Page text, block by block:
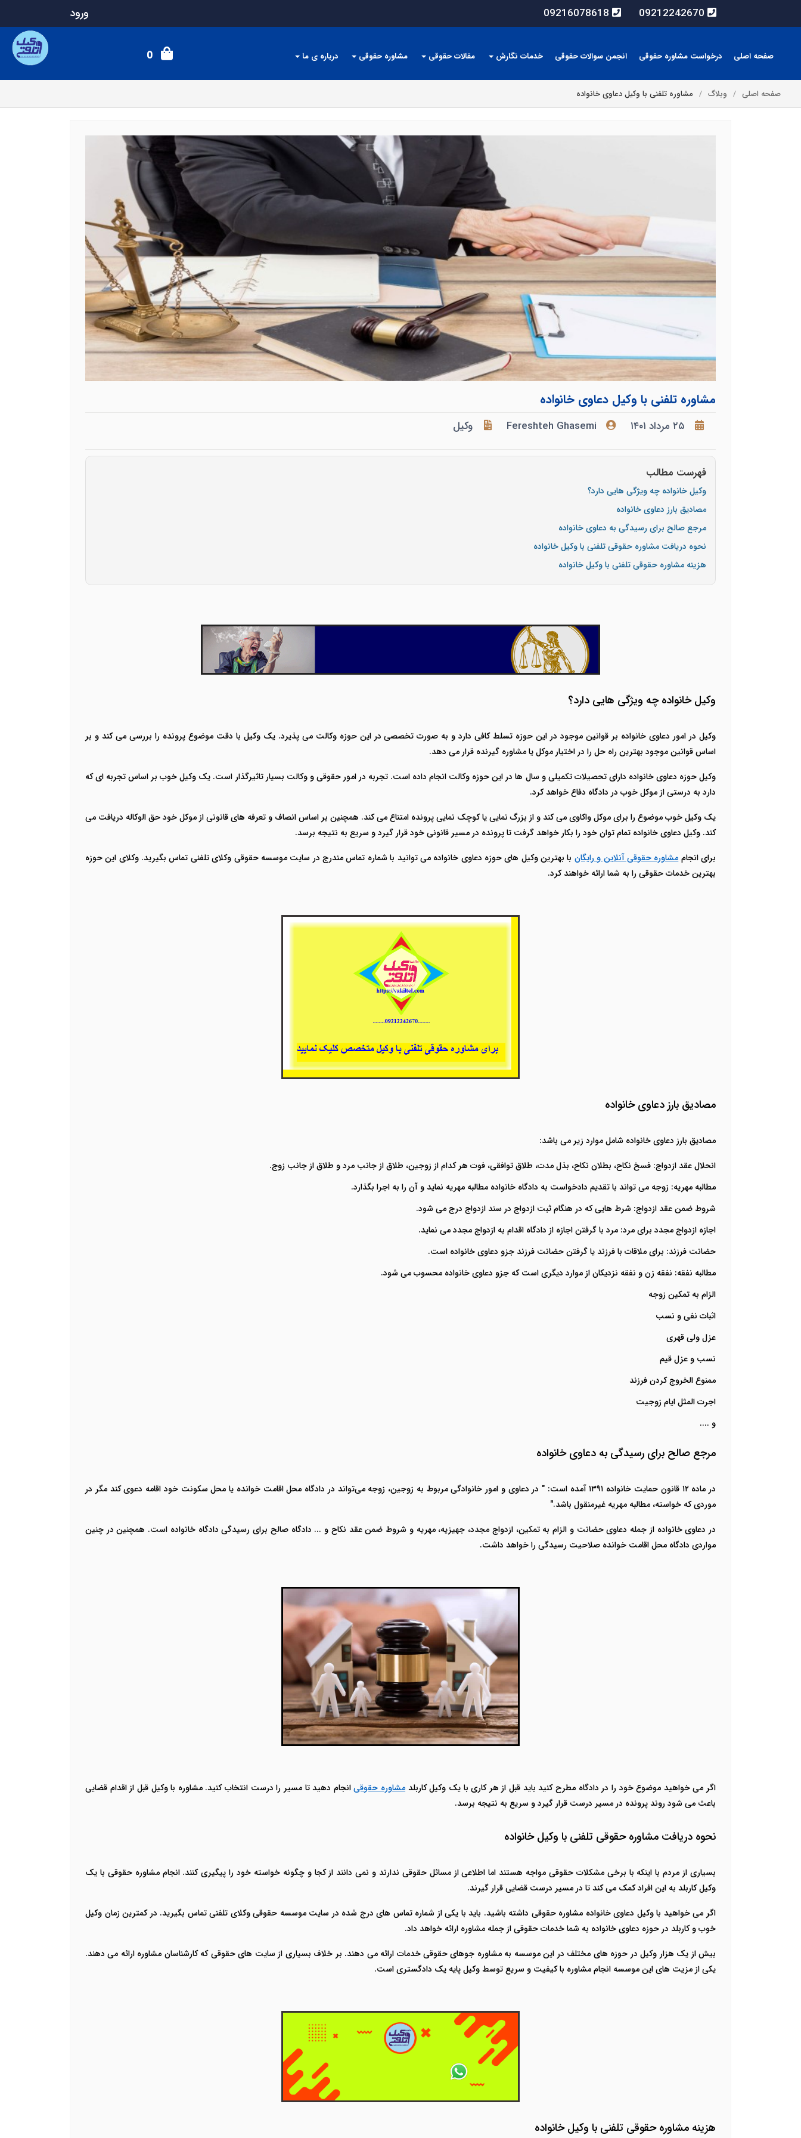
09212242670
09216078618 ورود
صفحه اصلی درخواست مشاوره حقوقی انجمن سوالات حقوقی خدمات نگارش مقالات حقوقی مشاوره حقوقی درباره ی ما 0
صفحه اصلی وبلاگ مشاوره تلفنی با وکیل دعاوی خانواده
مشاوره تلفنی با وکیل دعاوی خانواده
۲۵ مرداد ۱۴۰۱ Fereshteh Ghasemi وکیل
فهرست مطالب
وکیل خانواده چه ویژگی هایی دارد؟
مصادیق بارز دعاوی خانواده
مرجع صالح برای رسیدگی به دعاوی خانواده
نحوه دریافت مشاوره حقوقی تلفنی با وکیل خانواده
هزینه مشاوره حقوقی تلفنی با وکیل خانواده
وکیل خانواده چه ویژگی هایی دارد؟
وکیل در امور دعاوی خانواده بر قوانین موجود در این حوزه تسلط کافی دارد و به صورت تخصصی در این حوزه وکالت می پذیرد. یک وکیل با دقت موضوع پرونده را بررسی می کند و بر
اساس قوانین موجود بهترین راه حل را در اختیار موکل یا مشاوره گیرنده قرار می دهد.
وکیل حوزه دعاوی خانواده دارای تحصیلات تکمیلی و سال ها در این حوزه وکالت انجام داده است. تجربه در امور حقوقی و وکالت بسیار تاثیرگذار است. یک وکیل خوب بر اساس تجربه ای که
دارد به درستی از موکل خوب در دادگاه دفاع خواهد کرد.
یک وکیل خوب موضوع را برای موکل واکاوی می کند و از بزرگ نمایی یا کوچک نمایی پرونده امتناع می کند. همچنین بر اساس انصاف و تعرفه های قانونی از موکل خود حق الوکاله دریافت می
کند. وکیل دعاوی خانواده تمام توان خود را بکار خواهد گرفت تا پرونده در مسیر قانونی خود قرار گیرد و سریع به نتیجه برسد.
برای انجاممشاوره حقوقی آنلاین و رایگان با بهترین وکیل های حوزه دعاوی خانواده می توانید با شماره تماس مندرج در سایت موسسه حقوقی وکلای تلفنی تماس بگیرید. وکلای این حوزه
بهترین خدمات حقوقی را به شما ارائه خواهند کرد.
مصادیق بارز دعاوی خانواده
مصادیق بارز دعاوی خانواده شامل موارد زیر می باشد:
انحلال عقد ازدواج: فسخ نکاح، بطلان نکاح، بذل مدت، طلاق توافقی، فوت هر کدام از زوجین، طلاق از جانب مرد و طلاق از جانب زوج.
مطالبه مهریه: زوجه می تواند با تقدیم دادخواست به دادگاه خانواده مطالبه مهریه نماید و آن را به اجرا بگذارد.
شروط ضمن عقد ازدواج: شرط هایی که در هنگام ثبت ازدواج در سند ازدواج درج می شود.
اجازه ازدواج مجدد برای مرد: مرد با گرفتن اجازه از دادگاه اقدام به ازدواج مجدد می نماید.
حضانت فرزند: برای ملاقات با فرزند یا گرفتن حضانت فرزند جزو دعاوی خانواده است.
مطالبه نفقه: نفقه زن و نفقه نزدیکان از موارد دیگری است که جزو دعاوی خانواده محسوب می شود.
الزام به تمکین زوجه
اثبات نفی و نسب
عزل ولی قهری
نسب و عزل قیم
ممنوع الخروج کردن فرزند
اجرت المثل ایام زوجیت
و ....
مرجع صالح برای رسیدگی به دعاوی خانواده
در ماده ۱۲ قانون حمایت خانواده ۱۳۹۱ آمده است: " در دعاوی و امور خانوادگی مربوط به زوجین، زوجه می‌تواند در دادگاه محل اقامت خوانده یا محل سکونت خود اقامه دعوی کند مگر در
موردی که خواسته، مطالبه مهریه غیرمنقول باشد."
در دعاوی خانواده از جمله دعاوی حضانت و الزام به تمکین، ازدواج مجدد، جهیزیه، مهریه و شروط ضمن عقد نکاح و ... دادگاه صالح برای رسیدگی دادگاه خانواده است. همچنین در چنین
مواردی دادگاه محل اقامت خوانده صلاحیت رسیدگی را خواهد داشت.
اگر می خواهید موضوع خود را در دادگاه مطرح کنید باید قبل از هر کاری با یک وکیل کاربلد مشاوره حقوقیانجام دهید تا مسیر را درست انتخاب کنید. مشاوره با وکیل قبل از اقدام قضایی
باعث می شود روند پرونده در مسیر درست قرار گیرد و سریع به نتیجه برسد.
نحوه دریافت مشاوره حقوقی تلفنی با وکیل خانواده
بسیاری از مردم با اینکه با برخی مشکلات حقوقی مواجه هستند اما اطلاعی از مسائل حقوقی ندارند و نمی دانند از کجا و چگونه خواسته خود را پیگیری کنند. انجام مشاوره حقوقی با یک
وکیل کاربلد به این افراد کمک می کند تا در مسیر درست قضایی قرار گیرند.
اگر می خواهید با وکیل دعاوی خانواده مشاوره حقوقی داشته باشید. باید با یکی از شماره تماس های درج شده در سایت موسسه حقوقی وکلای تلفنی تماس بگیرید. در کمترین زمان وکیل
خوب و کاربلد در حوزه دعاوی خانواده به شما خدمات حقوقی از جمله مشاوره ارائه خواهد داد.
بیش از یک هزار وکیل در حوزه های مختلف در این موسسه به مشاوره جوهای حقوقی خدمات ارائه می دهند. بر خلاف بسیاری از سایت های حقوقی که کارشناسان مشاوره ارائه می دهند.
یکی از مزیت های این موسسه انجام مشاوره با کیفیت و سریع توسط وکیل پایه یک دادگستری است.
هزینه مشاوره حقوقی تلفنی با وکیل خانواده